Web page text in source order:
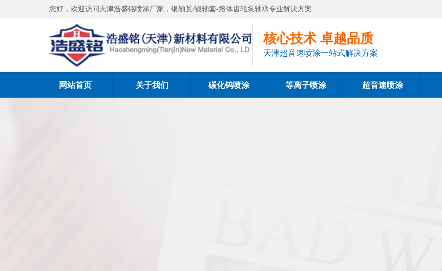
您好，欢迎访问天津浩盛铭喷涂厂家，银轴瓦/银轴套-熔体齿轮泵轴承专业解决方案
核心技术 卓越品质
天津超音速喷涂一站式解决方案
网站首页 关于我们 碳化钨喷涂 等离子喷涂 超音速喷涂